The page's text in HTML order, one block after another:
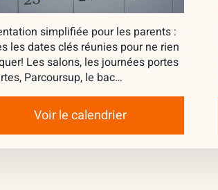
simplifiée pour les parents :
les dates clés réunies pour ne rien
Les salons, les journées portes
Parcoursup, le bac…
Voir le calendrier